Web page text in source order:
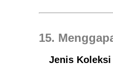
15.
Jenis